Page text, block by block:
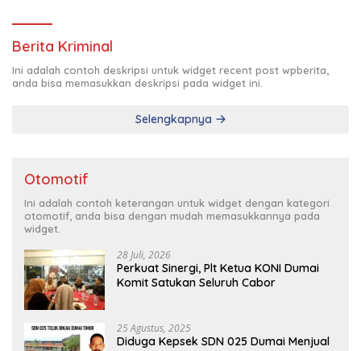
Berita Kriminal
Ini adalah contoh deskripsi untuk widget recent post wpberita,
anda bisa memasukkan deskripsi pada widget ini.
Selengkapnya
Otomotif
Ini adalah contoh keterangan untuk widget dengan kategori
otomotif, anda bisa dengan mudah memasukkannya pada
widget.
28 Juli, 2026
Perkuat Sinergi, Plt Ketua KONI Dumai
Komit Satukan Seluruh Cabor
25 Agustus, 2025
Diduga Kepsek SDN 025 Dumai Menjual